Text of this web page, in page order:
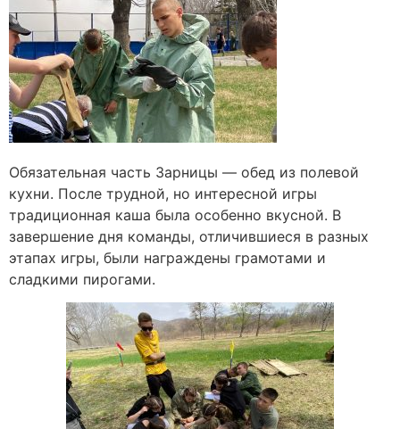
Обязательная часть Зарницы — обед из полевой
кухни. После трудной, но интересной игры
традиционная каша была особенно вкусной. В
завершение дня команды, отличившиеся в разных
этапах игры, были награждены грамотами и
сладкими пирогами.